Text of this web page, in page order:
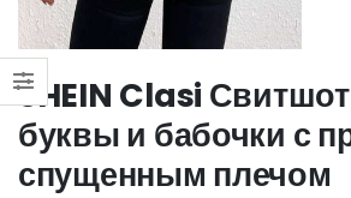
SHEIN Clasi
буквы и бабочки с
спущенным плечом